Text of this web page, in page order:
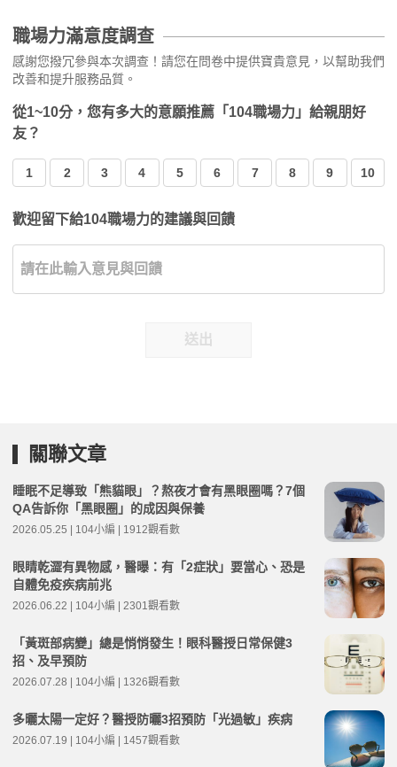
職場力滿意度調查
感謝您撥冗參與本次調查！請您在問卷中提供寶貴意見，以幫助我們
改善和提升服務品質。
從1~10分，您有多大的意願推薦「104職場力」給親朋好
友？
1 2 3 4 5 6 7 8 9 10
歡迎留下給104職場力的建議與回饋
送出
關聯文章
睡眠不足導致「熊貓眼」？熬夜才會有黑眼圈嗎？7個
QA告訴你「黑眼圈」的成因與保養
2026.05.25 | 104小編 | 1912觀看數
眼睛乾澀有異物感，醫曝：有「2症狀」要當心、恐是
自體免疫疾病前兆
2026.06.22 | 104小編 | 2301觀看數
「黃斑部病變」總是悄悄發生！眼科醫授日常保健3
招、及早預防
2026.07.28 | 104小編 | 1326觀看數
多曬太陽一定好？醫授防曬3招預防「光過敏」疾病
2026.07.19 | 104小編 | 1457觀看數